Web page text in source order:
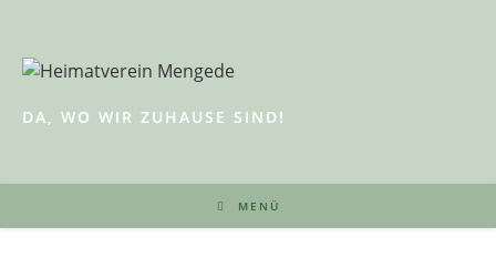
springen
DA, WO WIR ZUHAUSE SIND!
MENÜ